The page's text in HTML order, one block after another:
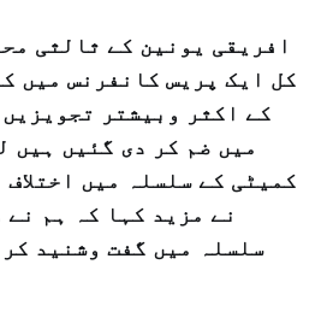
افریقی یونین کے ثالثی
کل ایک پریس کانفرنس میں
کے اکثر وبیشتر
میں ضم کر دی گئیں ہیں
کمیٹی کے سلسلہ میں
نے مزید کہا کہ ہم
سلسلہ میں گفت وشنید